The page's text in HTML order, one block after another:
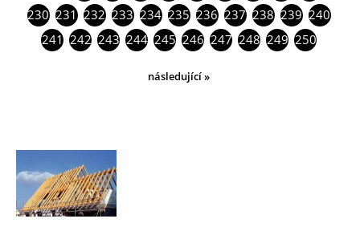
230 231 232 233 234 235 236 237 238 239 240
241 242 243 244 245 246 247 248 249 250
následující »